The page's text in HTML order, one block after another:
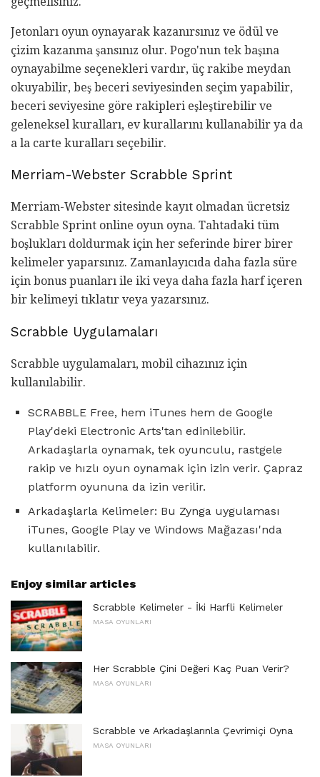
Jetonları oyun oynayarak kazanırsınız ve ödül ve
çizim kazanma şansınız olur. Pogo'nun tek başına
oynayabilme seçenekleri vardır, üç rakibe meydan
okuyabilir, beş beceri seviyesinden seçim yapabilir,
beceri seviyesine göre rakipleri eşleştirebilir ve
geleneksel kuralları, ev kurallarını kullanabilir ya da
a la carte kuralları seçebilir.
Merriam-Webster Scrabble Sprint
Merriam-Webster sitesinde kayıt olmadan ücretsiz
Scrabble Sprint online oyun oyna. Tahtadaki tüm
boşlukları doldurmak için her seferinde birer birer
kelimeler yaparsınız. Zamanlayıcıda daha fazla süre
için bonus puanları ile iki veya daha fazla harf içeren
bir kelimeyi tıklatır veya yazarsınız.
Scrabble Uygulamaları
Scrabble uygulamaları, mobil cihazınız için
kullanılabilir.
SCRABBLE Free, hem iTunes hem de Google
Play'deki Electronic Arts'tan edinilebilir.
Arkadaşlarla oynamak, tek oyunculu, rastgele
rakip ve hızlı oyun oynamak için izin verir. Çapraz
platform oyununa da izin verilir.
Arkadaşlarla Kelimeler: Bu Zynga uygulaması
iTunes, Google Play ve Windows Mağazası'nda
kullanılabilir.
Enjoy similar articles
Scrabble Kelimeler - İki Harfli Kelimeler
MASA OYUNLARI
Her Scrabble Çini Değeri Kaç Puan Verir?
MASA OYUNLARI
Scrabble ve Arkadaşlarınla ​​Çevrimiçi Oyna
MASA OYUNLARI